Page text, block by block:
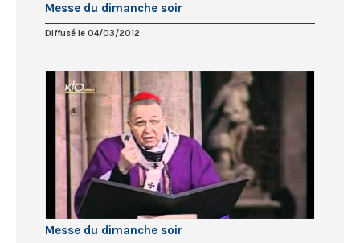
Messe du dimanche soir
Diffusé le 04/03/2012
Messe du dimanche soir